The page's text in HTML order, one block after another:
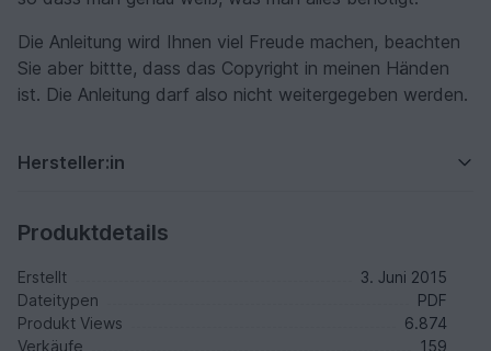
Die Anleitung wird Ihnen viel Freude machen, beachten
Sie aber bittte, dass das Copyright in meinen Händen
ist. Die Anleitung darf also nicht weitergegeben werden.
Hersteller:in
Produktdetails
Erstellt
3. Juni 2015
Dateitypen
PDF
Produkt Views
6.874
Verkäufe
159